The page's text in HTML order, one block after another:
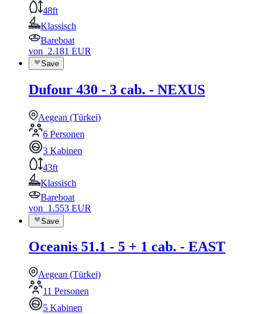
48ft
Klassisch
Bareboat
von 2.181 EUR
Save
Dufour 430 - 3 cab. - NEXUS
Aegean (Türkei)
6 Personen
3 Kabinen
43ft
Klassisch
Bareboat
von 1.553 EUR
Save
Oceanis 51.1 - 5 + 1 cab. - EAST
Aegean (Türkei)
11 Personen
5 Kabinen